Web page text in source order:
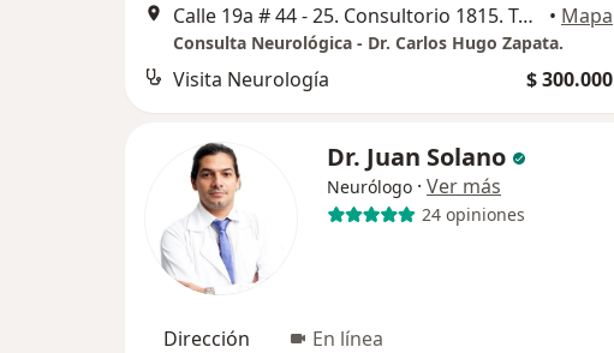
Calle 19a # 44 - 25. Consultorio 1815. Torre de Salud y Servicios., Medellín • Mapa
Consulta Neurológica - Dr. Carlos Hugo Zapata.
Visita Neurología $ 300.000
Dr. Juan Solano
Neurólogo · Ver más
24 opiniones
Dirección En línea